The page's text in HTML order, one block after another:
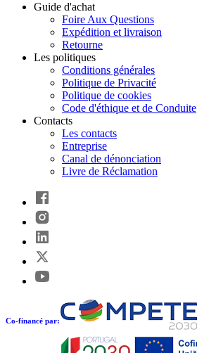
Guide d'achat
Foire Aux Questions
Expédition et livraison
Retourne
Les politiques
Conditions générales
Politique de Privacité
Politique de cookies
Code d'éthique et de Conduite
Contacts
Les contacts
Entreprise
Canal de dénonciation
Livre de Réclamation
Co-financé par: